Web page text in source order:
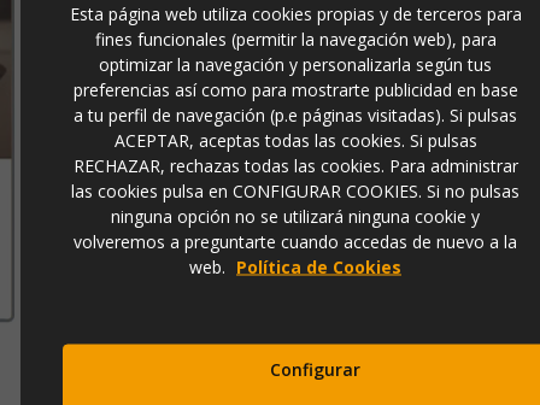
-3% DE DESCUENTO EXTRApara pagos con
transferencia bancaria
303043
Contacto
973 501 496
Esta página web utiliza cookies propias y de terceros para
fines funcionales (permitir la navegación web), para
optimizar la navegación y personalizarla según tus
preferencias así como para mostrarte publicidad en base
a tu perfil de navegación (p.e páginas visitadas). Si pulsas
ACEPTAR, aceptas todas las cookies. Si pulsas
RECHAZAR, rechazas todas las cookies. Para administrar
las cookies pulsa en CONFIGURAR COOKIES. Si no pulsas
ninguna opción no se utilizará ninguna cookie y
volveremos a preguntarte cuando accedas de nuevo a la
web. Política de Cookies
Configurar